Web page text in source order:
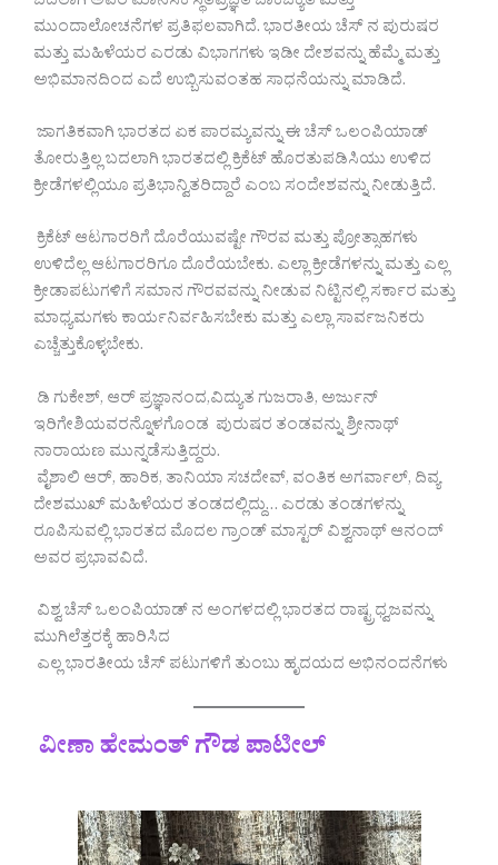
ಮುಂದಾಲೋಚನೆಗಳ ಪ್ರತಿಫಲವಾಗಿದೆ. ಭಾರತೀಯ ಚೆಸ್ ನ ಪುರುಷರ
ಮತ್ತು ಮಹಿಳೆಯರ ಎರಡು ವಿಭಾಗಗಳು ಇಡೀ ದೇಶವನ್ನು ಹೆಮ್ಮೆ ಮತ್ತು
ಅಭಿಮಾನದಿಂದ ಎದೆ ಉಬ್ಬಿಸುವಂತಹ ಸಾಧನೆಯನ್ನು ಮಾಡಿದೆ.
ಜಾಗತಿಕವಾಗಿ ಭಾರತದ ಏಕ ಪಾರಮ್ಯವನ್ನು ಈ ಚೆಸ್ ಒಲಂಪಿಯಾಡ್
ತೋರುತ್ತಿಲ್ಲ ಬದಲಾಗಿ ಭಾರತದಲ್ಲಿ ಕ್ರಿಕೆಟ್ ಹೊರತುಪಡಿಸಿಯು ಉಳಿದ
ಕ್ರೀಡೆಗಳಲ್ಲಿಯೂ ಪ್ರತಿಭಾನ್ವಿತರಿದ್ದಾರೆ ಎಂಬ ಸಂದೇಶವನ್ನು ನೀಡುತ್ತಿದೆ.
ಕ್ರಿಕೆಟ್ ಆಟಗಾರರಿಗೆ ದೊರೆಯುವಷ್ಟೇ ಗೌರವ ಮತ್ತು ಪ್ರೋತ್ಸಾಹಗಳು
ಉಳಿದೆಲ್ಲ ಆಟಗಾರರಿಗೂ ದೊರೆಯಬೇಕು. ಎಲ್ಲಾ ಕ್ರೀಡೆಗಳನ್ನು ಮತ್ತು ಎಲ್ಲ
ಕ್ರೀಡಾಪಟುಗಳಿಗೆ ಸಮಾನ ಗೌರವವನ್ನು ನೀಡುವ ನಿಟ್ಟಿನಲ್ಲಿ ಸರ್ಕಾರ ಮತ್ತು
ಮಾಧ್ಯಮಗಳು ಕಾರ್ಯನಿರ್ವಹಿಸಬೇಕು ಮತ್ತು ಎಲ್ಲಾ ಸಾರ್ವಜನಿಕರು
ಎಚ್ಚೆತ್ತುಕೊಳ್ಳಬೇಕು.
ಡಿ ಗುಕೇಶ್, ಆರ್ ಪ್ರಜ್ಞಾನಂದ,ವಿದ್ಯುತ ಗುಜರಾತಿ, ಅರ್ಜುನ್
ಇರಿಗೇಶಿಯವರನ್ನೊಳಗೊಂಡ ಪುರುಷರ ತಂಡವನ್ನು ಶ್ರೀನಾಥ್
ನಾರಾಯಣ ಮುನ್ನಡೆಸುತ್ತಿದ್ದರು.
ವೈಶಾಲಿ ಆರ್, ಹಾರಿಕ, ತಾನಿಯಾ ಸಚದೇವ್, ವಂತಿಕ ಅಗರ್ವಾಲ್, ದಿವ್ಯ
ದೇಶಮುಖ್ ಮಹಿಳೆಯರ ತಂಡದಲ್ಲಿದ್ದು… ಎರಡು ತಂಡಗಳನ್ನು
ರೂಪಿಸುವಲ್ಲಿ ಭಾರತದ ಮೊದಲ ಗ್ರಾಂಡ್ ಮಾಸ್ಟರ್ ವಿಶ್ವನಾಥ್ ಆನಂದ್
ಅವರ ಪ್ರಭಾವವಿದೆ.
ವಿಶ್ವ ಚೆಸ್ ಒಲಂಪಿಯಾಡ್ ನ ಅಂಗಳದಲ್ಲಿ ಭಾರತದ ರಾಷ್ಟ್ರಧ್ವಜವನ್ನು
ಮುಗಿಲೆತ್ತರಕ್ಕೆ ಹಾರಿಸಿದ
ಎಲ್ಲ ಭಾರತೀಯ ಚೆಸ್ ಪಟುಗಳಿಗೆ ತುಂಬು ಹೃದಯದ ಅಭಿನಂದನೆಗಳು
ವೀಣಾ ಹೇಮಂತ್ ಗೌಡ ಪಾಟೀಲ್